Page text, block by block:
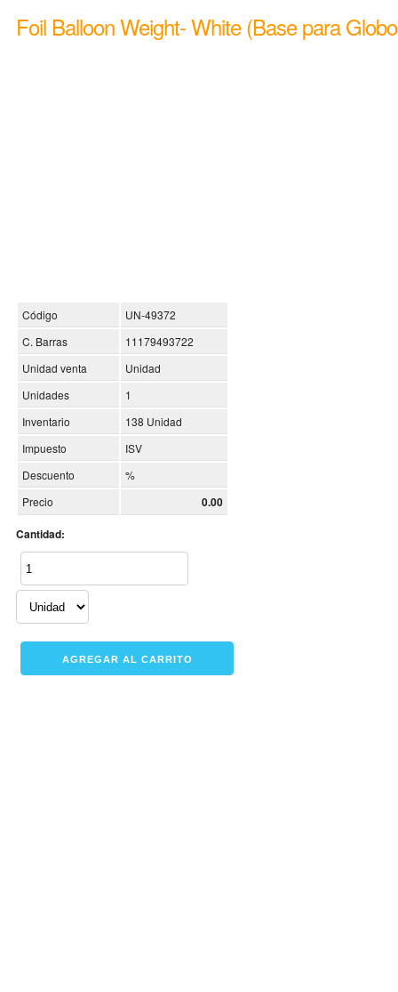
Foil Balloon Weight- White (Base para
Código
UN-49372
C. Barras
11179493722
Unidad venta
Unidad
Unidades
1
Inventario
138 Unidad
Impuesto
ISV
Descuento
%
Precio
0.00
Cantidad: